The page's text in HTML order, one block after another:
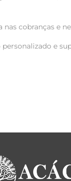
nas cobranças e
e